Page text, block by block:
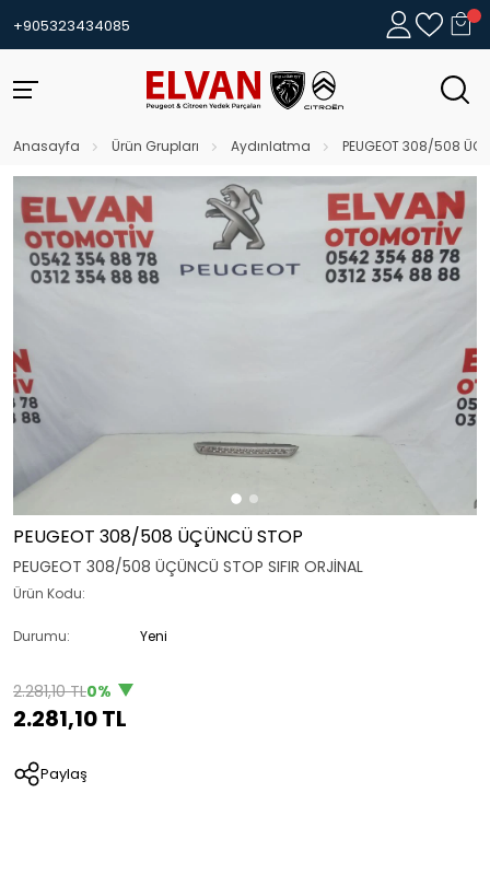
+905323434085
Anasayfa Ürün Grupları Aydınlatma PEUGEOT 308/508
PEUGEOT 308/508 ÜÇÜNCÜ STOP
PEUGEOT 308/508 ÜÇÜNCÜ STOP SIFIR ORJİNAL
Ürün Kodu:
Durumu: Yeni
2.281,10 TL0%
2.281,10 TL
Paylaş